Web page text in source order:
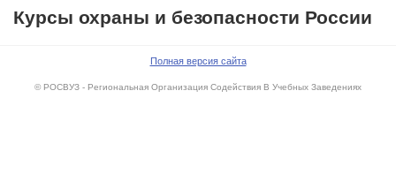
Курсы охраны и безопасности России
Полная версия сайта
© РОСВУЗ - Региональная Организация Содействия В Учебных Заведениях